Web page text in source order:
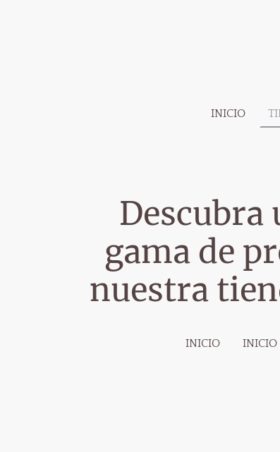
INICIO
Descubra
gama de
nuestra
INICIO INICIO